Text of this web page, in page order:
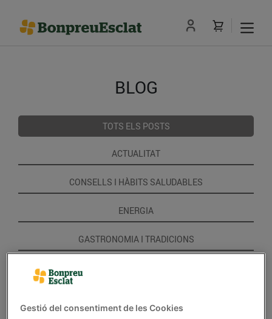
BLOG
TOTS ELS POSTS
ACTUALITAT
CONSELLS I HÀBITS SALUDABLES
ENERGIA
GASTRONOMIA I TRADICIONS
Gestió del consentiment de les Cookies